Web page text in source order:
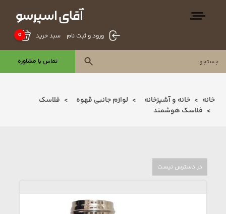
ورود و ثبت نام 0 سبد خرید
تماس با مشاوره
خانه خانه و آشپزخانه لوازم جانبی قهوه
فلاسک
فلاسک هوشمند
در دسترس نیست